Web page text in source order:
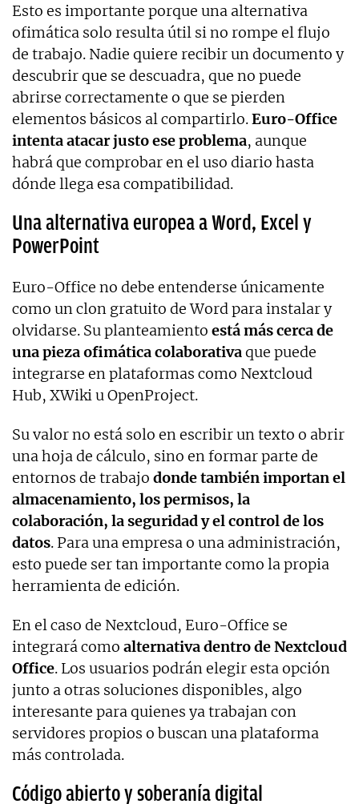
Esto es importante porque una alternativa
ofimática solo resulta útil si no rompe el flujo
de trabajo. Nadie quiere recibir un documento y
descubrir que se descuadra, que no puede
abrirse correctamente o que se pierden
elementos básicos al compartirlo.Euro-Office
intenta atacar justo ese problema, aunque
habrá que comprobar en el uso diario hasta
dónde llega esa compatibilidad.
Una alternativa europea a Word, Excel y
PowerPoint
Euro-Office no debe entenderse únicamente
como un clon gratuito de Word para instalar y
olvidarse. Su planteamiento está más cerca de
una pieza ofimática colaborativaque puede
integrarse en plataformas como Nextcloud
Hub, XWiki u OpenProject.
Su valor no está solo en escribir un texto o abrir
una hoja de cálculo, sino en formar parte de
entornos de trabajo donde también importan el
almacenamiento, los permisos, la
colaboración, la seguridad y el control de los
datos. Para una empresa o una administración,
esto puede ser tan importante como la propia
herramienta de edición.
En el caso de Nextcloud, Euro-Office se
integrará como alternativa dentro de Nextcloud
Office. Los usuarios podrán elegir esta opción
junto a otras soluciones disponibles, algo
interesante para quienes ya trabajan con
servidores propios o buscan una plataforma
más controlada.
Código abierto y soberanía digital